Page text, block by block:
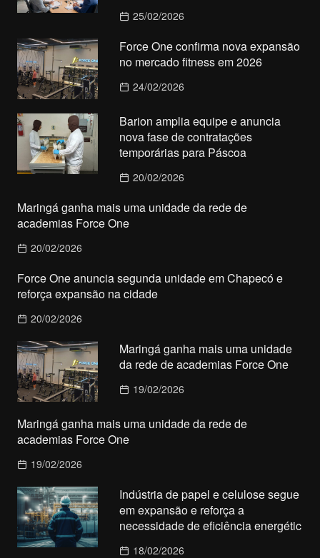
25/02/2026
Force One confirma nova expansão
no mercado fitness em 2026
24/02/2026
Barion amplia equipe e anuncia
nova fase de contratações
temporárias para Páscoa
20/02/2026
Maringá ganha mais uma unidade da rede de
academias Force One
20/02/2026
Force One anuncia segunda unidade em Chapecó e
reforça expansão na cidade
20/02/2026
Maringá ganha mais uma unidade
da rede de academias Force One
19/02/2026
Maringá ganha mais uma unidade da rede de
academias Force One
19/02/2026
Indústria de papel e celulose segue
em expansão e reforça a
necessidade de eficiência energétic
18/02/2026